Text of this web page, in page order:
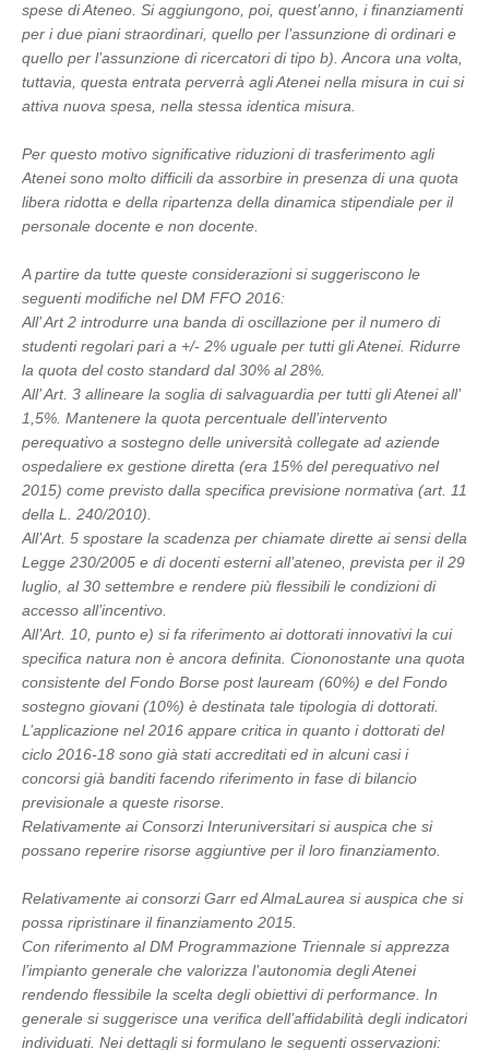
spese di Ateneo. Si aggiungono, poi, quest’anno, i finanziamenti
per i due piani straordinari, quello per l’assunzione di ordinari e
quello per l’assunzione di ricercatori di tipo b). Ancora una volta,
tuttavia, questa entrata perverrà agli Atenei nella misura in cui si
attiva nuova spesa, nella stessa identica misura.
Per questo motivo significative riduzioni di trasferimento agli
Atenei sono molto difficili da assorbire in presenza di una quota
libera ridotta e della ripartenza della dinamica stipendiale per il
personale docente e non docente.
A partire da tutte queste considerazioni si suggeriscono le
seguenti modifiche nel DM FFO 2016:
All’ Art 2 introdurre una banda di oscillazione per il numero di
studenti regolari pari a +/- 2% uguale per tutti gli Atenei. Ridurre
la quota del costo standard dal 30% al 28%.
All’ Art. 3 allineare la soglia di salvaguardia per tutti gli Atenei all’
1,5%. Mantenere la quota percentuale dell’intervento
perequativo a sostegno delle università collegate ad aziende
ospedaliere ex gestione diretta (era 15% del perequativo nel
2015) come previsto dalla specifica previsione normativa (art. 11
della L. 240/2010).
All’Art. 5 spostare la scadenza per chiamate dirette ai sensi della
Legge 230/2005 e di docenti esterni all’ateneo, prevista per il 29
luglio, al 30 settembre e rendere più flessibili le condizioni di
accesso all’incentivo.
All’Art. 10, punto e) si fa riferimento ai dottorati innovativi la cui
specifica natura non è ancora definita. Ciononostante una quota
consistente del Fondo Borse post lauream (60%) e del Fondo
sostegno giovani (10%) è destinata tale tipologia di dottorati.
L’applicazione nel 2016 appare critica in quanto i dottorati del
ciclo 2016-18 sono già stati accreditati ed in alcuni casi i
concorsi già banditi facendo riferimento in fase di bilancio
previsionale a queste risorse.
Relativamente ai Consorzi Interuniversitari si auspica che si
possano reperire risorse aggiuntive per il loro finanziamento.
Relativamente ai consorzi Garr ed AlmaLaurea si auspica che si
possa ripristinare il finanziamento 2015.
Con riferimento al DM Programmazione Triennale si apprezza
l’impianto generale che valorizza l’autonomia degli Atenei
rendendo flessibile la scelta degli obiettivi di performance. In
generale si suggerisce una verifica dell’affidabilità degli indicatori
individuati. Nei dettagli si formulano le seguenti osservazioni: